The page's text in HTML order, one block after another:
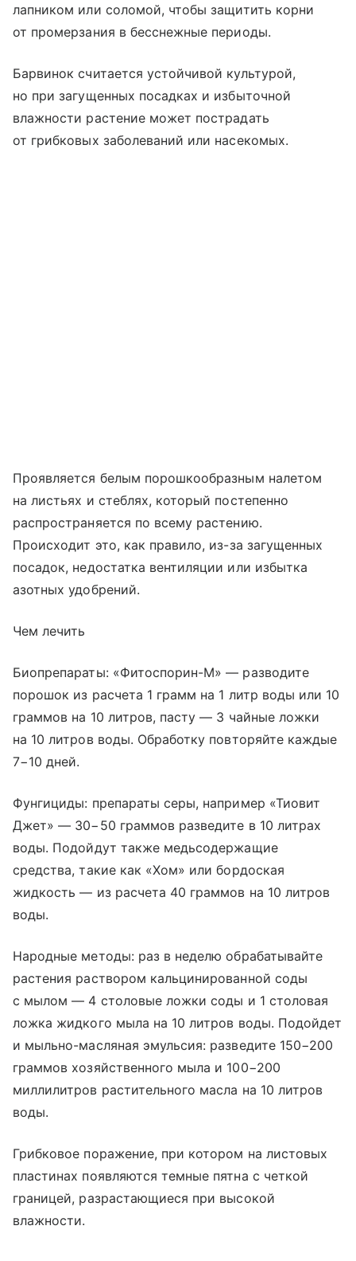
лапником или соломой, чтобы защитить корни
от промерзания в бесснежные периоды.
Барвинок считается устойчивой культурой,
но при загущенных посадках и избыточной
влажности растение может пострадать
от грибковых заболеваний или насекомых.
Проявляется белым порошкообразным налетом
на листьях и стеблях, который постепенно
распространяется по всему растению.
Происходит это, как правило, из-за загущенных
посадок, недостатка вентиляции или избытка
азотных удобрений.
Чем лечить
Биопрепараты: «Фитоспорин-М» — разводите
порошок из расчета 1 грамм на 1 литр воды или 10
граммов на 10 литров, пасту — 3 чайные ложки
на 10 литров воды. Обработку повторяйте каждые
7−10 дней.
Фунгициды: препараты серы, например «Тиовит
Джет» — 30−50 граммов разведите в 10 литрах
воды. Подойдут также медьсодержащие
средства, такие как «Хом» или бордоская
жидкость — из расчета 40 граммов на 10 литров
воды.
Народные методы: раз в неделю обрабатывайте
растения раствором кальцинированной соды
с мылом — 4 столовые ложки соды и 1 столовая
ложка жидкого мыла на 10 литров воды. Подойдет
и мыльно-масляная эмульсия: разведите 150−200
граммов хозяйственного мыла и 100−200
миллилитров растительного масла на 10 литров
воды.
Грибковое поражение, при котором на листовых
пластинах появляются темные пятна с четкой
границей, разрастающиеся при высокой
влажности.